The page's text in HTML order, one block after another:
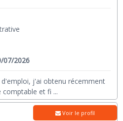
07/2026
j'ai obtenu récemment
comptable et fi ...
Voir le profil